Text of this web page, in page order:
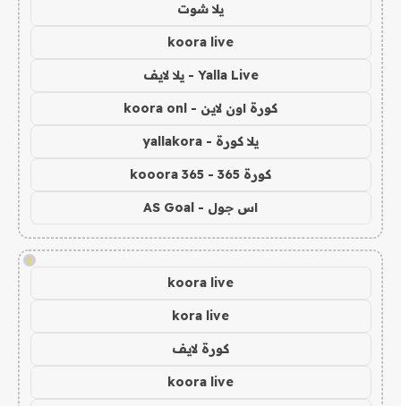
يلا شوت
koora live
Yalla Live - يلا لايف
كورة اون لاين - koora onl
يلا كورة - yallakora
كورة 365 - kooora 365
اس جول - AS Goal
!
koora live
kora live
كورة لايف
koora live